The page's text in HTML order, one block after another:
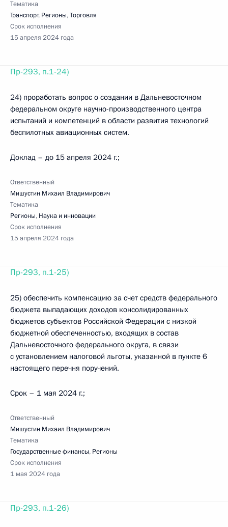
Тематика
Транспорт, Регионы,Торговля
Срок исполнения
15 апреля 2024 года
Пр-293, п.1-24)
24) проработать вопрос о создании в Дальневосточном
федеральном округе научно-производственного центра
испытаний и компетенций в области развития технологий
беспилотных авиационных систем.
Доклад – до 15 апреля 2024 г.;
Ответственный
Мишустин Михаил Владимирович
Тематика
Регионы, Наука и инновации
Срок исполнения
15 апреля 2024 года
Пр-293, п.1-25)
25) обеспечить компенсацию за счет средств федерального
бюджета выпадающих доходов консолидированных
бюджетов субъектов Российской Федерации с низкой
бюджетной обеспеченностью, входящих в состав
Дальневосточного федерального округа, в связи
с установлением налоговой льготы, указанной в пункте 6
настоящего перечня поручений.
Срок – 1 мая 2024 г.;
Ответственный
Мишустин Михаил Владимирович
Тематика
Государственные финансы, Регионы
Срок исполнения
1 мая 2024 года
Пр-293, п.1-26)